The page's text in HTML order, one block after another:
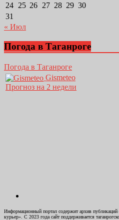
24 25 26 27 28 29 30
31
« Июл
Погода в Таганроге
Погода в Таганроге
Gismeteo
Прогноз на 2 недели
Информационный портал содержит архив публикаций
курьер». С 2023 года сайт поддерживается